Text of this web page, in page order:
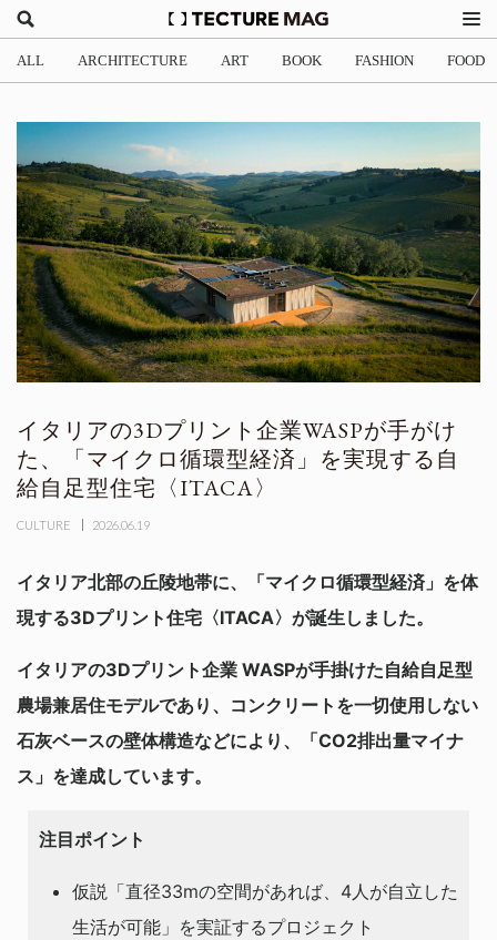
ALL ARCHITECTURE ART BOOK FASHION FOOD
イタリアの3Dプリント企業WASPが手がけ
た、「マイクロ循環型経済」を実現する自
給自足型住宅〈ITACA〉
CULTURE 2026.06.19
イタリア北部の丘陵地帯に、「マイクロ循環型経済」を体
現する3Dプリント住宅〈ITACA〉が誕生しました。
イタリアの3Dプリント企業 WASPが手掛けた自給自足型
農場兼居住モデルであり、コンクリートを一切使用しない
石灰ベースの壁体構造などにより、「CO2排出量マイナ
ス」を達成しています。
注目ポイント
仮説「直径33mの空間があれば、4人が自立した
生活が可能」を実証するプロジェクト